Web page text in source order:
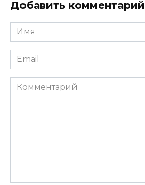
Добавить комментарий
Имя
*
Email
*
Комментарий